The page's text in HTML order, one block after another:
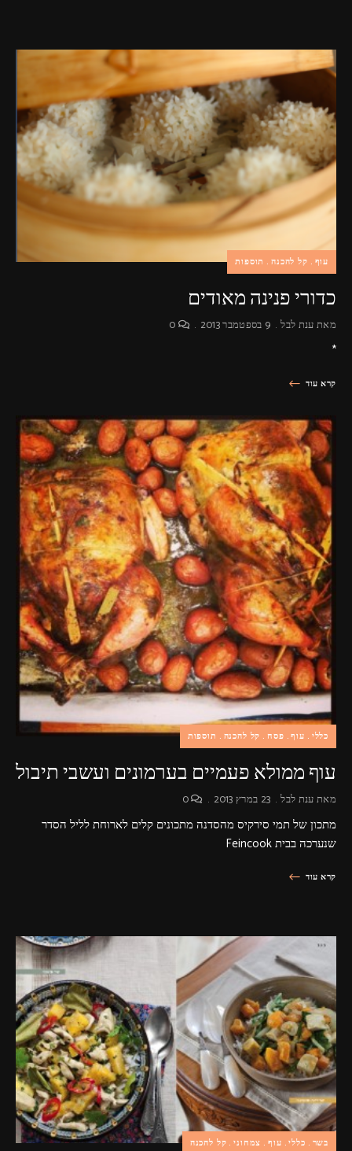
עוף קל להכנה תוספות
כדורי פנינה מאודים
מאתענת לבל 9 בספטמבר 2013
*
קרא עוד
כללי עוף פסח קל להכנה תוספות
עוף ממולא פעמיים בערמונים ועשבי תיבול
מאתענת לבל 23 במרץ 2013 0
מתכון של תמי סירקיס מהסדנה מתכונים קלים לארוחת לליל הסדר
שנערכה בבית Feincook
קרא עוד
בשר כללי עוף צמחוני קל להכנה